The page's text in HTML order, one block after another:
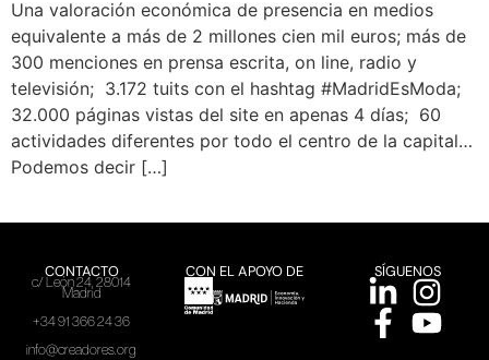
Una valoración económica de presencia en medios
equivalente a más de 2 millones cien mil euros; más de
300 menciones en prensa escrita, on line, radio y
televisión; 3.172 tuits con el hashtag #MadridEsModa;
32.000 páginas vistas del site en apenas 4 días; 60
actividades diferentes por todo el centro de la capital…
Podemos decir […]
CONTACTO
c/ León 24, 28014
Madrid
+34 91 366 24 36
info@creadores.org
CON EL APOYO DE SÍGUENOS